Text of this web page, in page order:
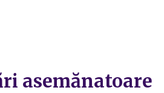
asemănatoare